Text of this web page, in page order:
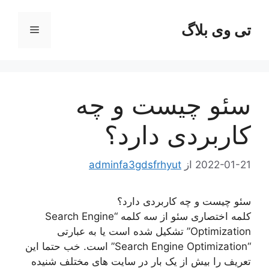
محتواتی وی بلاگ فهرست
سئو چیست و چه
کاربردی دارد؟
2022-01-21 از adminfa3gdsfrhyut
سئو چیست و چه کاربردی دارد؟
کلمه اختصاری سئو از سه کلمه “Search Engine
Optimization” تشکیل شده است یا به عبارتی
“Search Engine Optimization” است. خب حتما این
تعریف را بیش از یک بار در سایت های مختلف شنیده